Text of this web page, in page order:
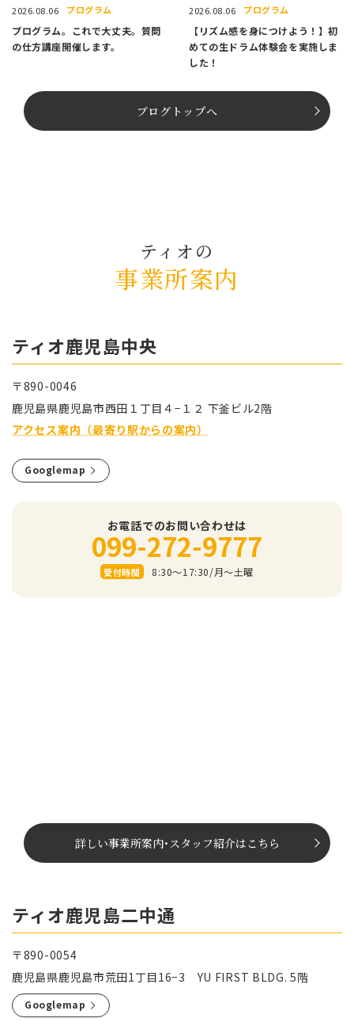
2026.08.06 プログラム
プログラム。これで大丈夫。質問
の仕方講座開催します。
2026.08.06 プログラム
【リズム感を身につけよう！】初
めての生ドラム体験会を実施しま
した！
ブログトップへ
ティオの
事業所案内
ティオ⿅児島中央
〒890-0046
⿅児島県⿅児島市⻄⽥１丁⽬４−１２ 下釜ビル2階
アクセス案内（最寄り駅からの案内）
Googlemap
お電話でのお問い合わせは
099-272-9777
受付時間 8:30～17:30/⽉〜⼟曜
詳しい事業所案内･スタッフ紹介はこちら
ティオ鹿児島二中通
〒890-0054
鹿児島県鹿児島市荒田1丁目16−3 YU FIRST BLDG. 5階
Googlemap